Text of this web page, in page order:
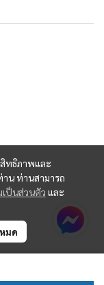
ทธิภาพและ
น ท่านสามารถ
เป็นส่วนตัว และ
มด
by MWE